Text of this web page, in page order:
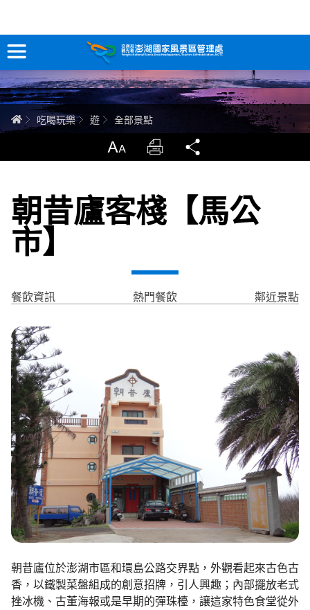
跳
到
主
要
內
容
訊息專區
關於澎湖
智慧觀光情報站
永續旅遊
網站導覽 兒童版
環境教育網
RSS
首長信箱
日本語 Tiếng Việt
ไทย Bahasa indonesia
全部景點
首頁吃喝玩樂 遊 全部景點
放大 列印
朝昔廬客棧【馬公
市】
餐飲資訊 熱門餐飲 鄰近景點
朝昔廬位於澎湖市區和環島公路交界點，外觀看起來古色古
香，以鐵製菜盤組成的創意招牌，引人興趣；內部擺放老式
挫冰機、古董海報或是早期的彈珠檯，讓這家特色食堂從外